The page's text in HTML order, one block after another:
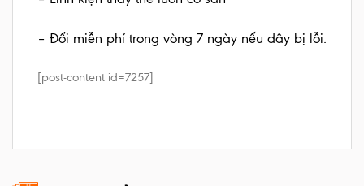
– Đổi miễn phí trong vòng 7 ngày nếu dây bị lỗi.
[post-content id=7257]